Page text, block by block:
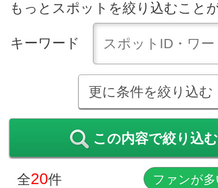
もっとスポットを絞り込むこと
キーワード
更に条件を絞り込む
この内容で絞り込む
全20件